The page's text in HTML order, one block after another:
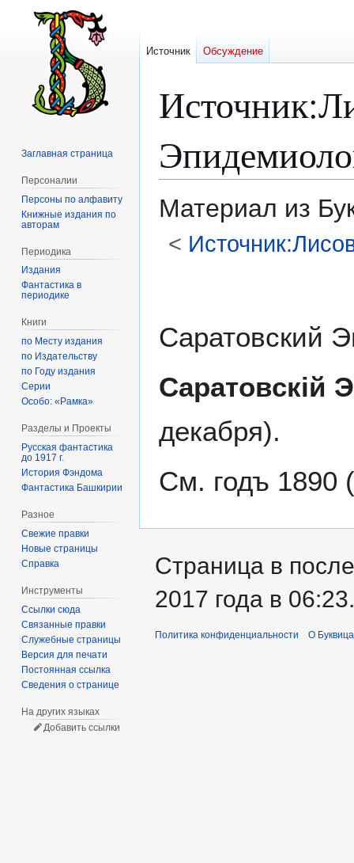
Источник:
Материал из
<
Саратовский
Саратовскій
декабря).
См. годъ 1890
Источник Обсуждение
Заглавная страница
Персоналии
Персоны по алфавиту
Книжные издания по
авторам
Периодика
Издания
Фантастика в
периодике
Книги
по Месту издания
по Издательству
по Году издания
Серии
Особо: «Рамка»
Разделы и Проекты
Русская фантастика
до 1917 г.
История Фэндома
Фантастика Башкирии
Разное
Свежие правки
Новые страницы
Справка
Инструменты
Ссылки сюда
Связанные правки
Служебные страницы
Версия для печати
Постоянная ссылка
Сведения о странице
На других языках
Добавить ссылки
Страница в
2017 года в 06:23.
Политика конфиденциальности О Буквица